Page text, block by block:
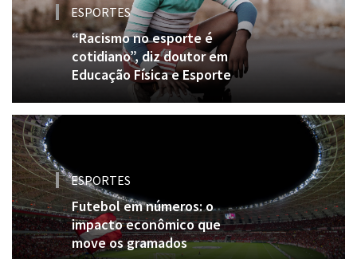
ESPORTES
“Racismo no esporte é
cotidiano”, diz doutor em
Educação Física e Esporte
ESPORTES
Futebol em números: o
impacto econômico que
move os gramados